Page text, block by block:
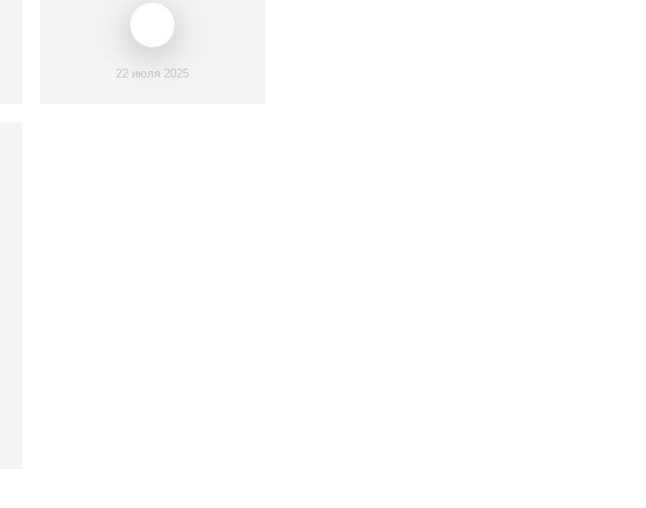
22 июля 2025